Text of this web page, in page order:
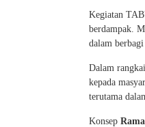
Kegiatan
berdampak.
dalam
Dalam
kepada
terutama
Konsep